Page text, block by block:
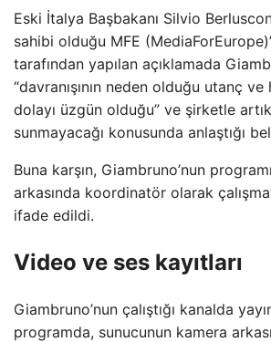
Eski İtalya Başbakanı Silvio
sahibi olduğu MFE
tarafından yapılan açıklamada
“davranışının neden olduğu utanç
dolayı üzgün olduğu” ve şirketle
sunmayacağı konusunda anlaştığı
Buna karşın, Giambruno’nun
arkasında koordinatör olarak
ifade edildi.
Video ve ses kayıtları
Giambruno’nun çalıştığı kanalda
programda, sunucunun kamera